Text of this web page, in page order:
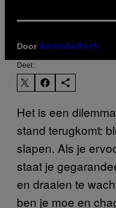
Door Amanda Roth
Deel:
Het is een
stand terugkomt:
slapen. Als je
staat je
en draaien te
ben je moe en